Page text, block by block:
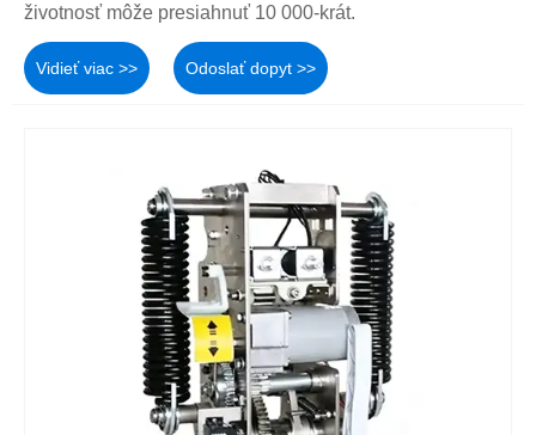
životnosť môže presiahnuť 10 000-krát.
Vidieť viac >> Odoslať dopyt >>